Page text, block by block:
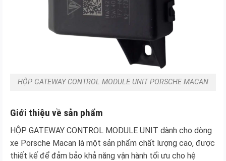
HỘP GATEWAY CONTROL MODULE UNIT PORSCHE MACAN
Giới thiệu về sản phẩm
HỘP GATEWAY CONTROL MODULE UNIT dành cho dòng
xe Porsche Macan là một sản phẩm chất lượng cao, được
thiết kế để đảm bảo khả năng vận hành tối ưu cho hệ